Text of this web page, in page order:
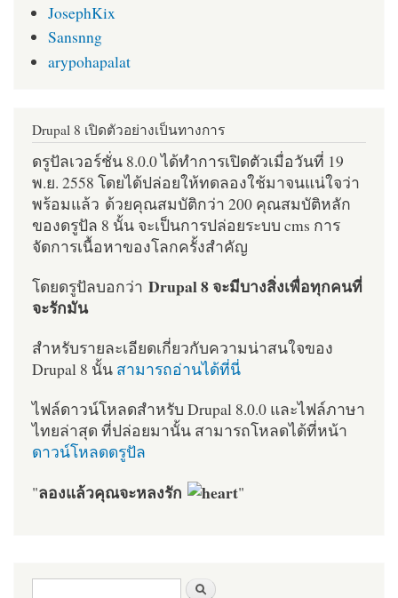
JosephKix
Sansnng
arypohapalat
Drupal 8 เปิดตัวอย่างเป็นทางการ
ดรูปัลเวอร์ชั่น 8.0.0 ได้ทำการเปิดตัวเมื่อวันที่ 19
พ.ย. 2558 โดยได้ปล่อยให้ทดลองใช้มาจนแน่ใจว่า
พร้อมแล้ว ด้วยคุณสมบัติกว่า 200 คุณสมบัติหลัก
ของดรูปัล 8 นั้น จะเป็นการปล่อยระบบ cms การ
จัดการเนื้อหาของโลกครั้งสำคัญ
โดยดรูปัลบอกว่า Drupal 8 จะมีบางสิ่งเพื่อทุกคนที่
จะรักมัน
สำหรับรายละเอียดเกี่ยวกับความน่าสนใจของ
Drupal 8 นั้น สามารถอ่านได้ที่นี่
ไฟล์ดาวน์โหลดสำหรับ Drupal 8.0.0 และไฟล์ภาษา
ไทยล่าสุด ที่ปล่อยมานั้น สามารถโหลดได้ที่หน้า
ดาวน์โหลดดรูปัล
"ลองแล้วคุณจะหลงรัก "
ฟอร์มค้นหา